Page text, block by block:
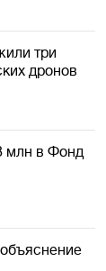
три
дронов
млн в Фонд